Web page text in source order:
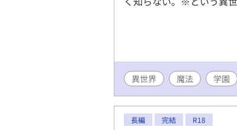
異世界 魔法 学園
長編 完結 R18